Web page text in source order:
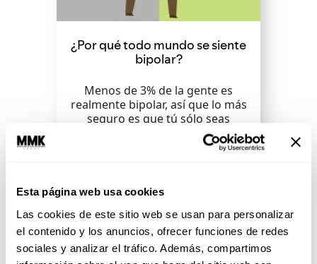
Esta página web usa cookies
Las cookies de este sitio web se usan para personalizar
el contenido y los anuncios, ofrecer funciones de redes
sociales y analizar el tráfico. Además, compartimos
¿Por qué todo mundo se siente
bipolar?
Menos de 3% de la gente es
realmente bipolar, así que lo más
seguro es que tú sólo seas